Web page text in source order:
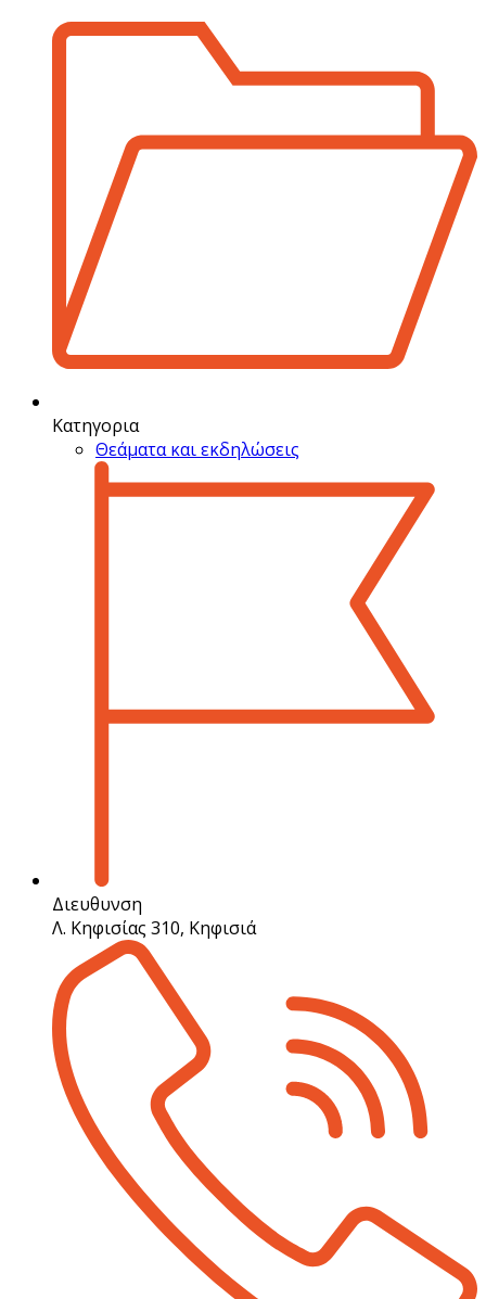
Κατηγορια
Θεάματα και εκδηλώσεις
Διευθυνση
Λ. Κηφισίας 310, Κηφισιά